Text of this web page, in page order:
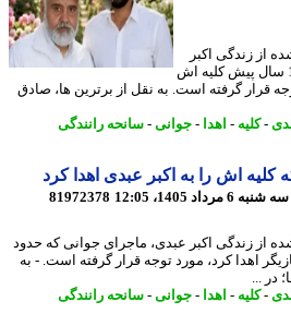
زندگی اکبر
جوانی که حدود 10 سال پیش کلیه اش
گرفته است. به نقل از برترین ها، صادق
کلیه-اهدا -جوانی- سانحه رانندگی
اش را به اکبر عبدی اهدا کرد
81972378
زندگی اکبر عبدی، ماجرای جوانی که حدود
اهدا کرد، مورد توجه قرار گرفته است. - به
کلیه-اهدا -جوانی- سانحه رانندگی